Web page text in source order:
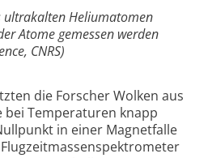
ultrakalten Heliumatomen
Atome gemessen werden
CNRS)
die Forscher Wolken aus
bei Temperaturen knapp
in einer Magnetfalle